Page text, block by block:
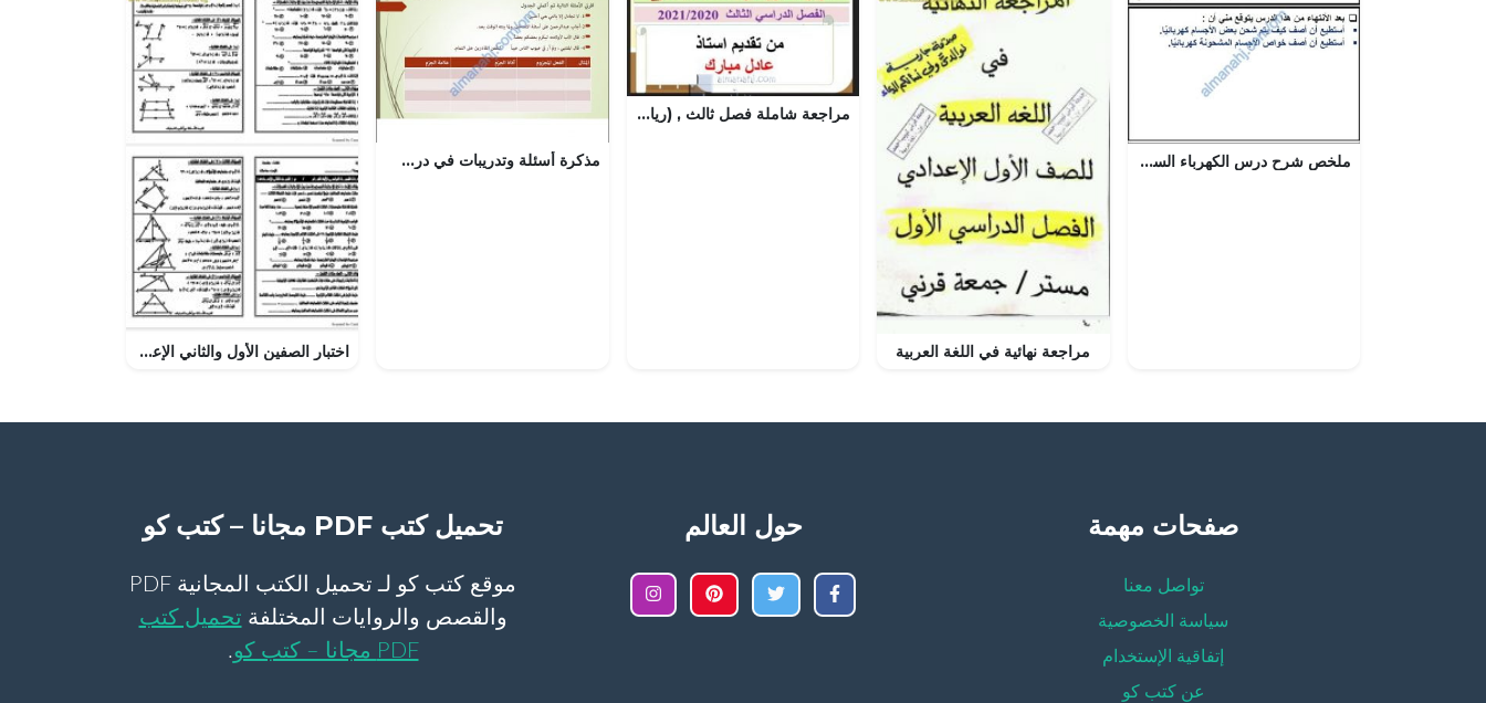
ملخص شرح درس الكهرباء الساكنة مع حل الأنشطة (علوم) الثامن
مراجعة نهائية في اللغة العربية
مراجعة شاملة فصل ثالث , (رياضيات) السابع
مذكرة أسئلة وتدريبات في درس جزم الفعل المضارع (لغة عربية) الثامن
اختبار الصفين الأول والثاني الإعدادي من كتاب الفائز اختبارات الأعوام الماضية
صفحات مهمة
تواصل معنا
سياسة الخصوصية
إتفاقية الإستخدام
عن كتب كو
حول العالم تحميل كتب PDF مجانا – كتب كو
موقع كتب كو لـ تحميل الكتب المجانية PDF
والقصص والروايات المختلفة تحميل كتب
PDF مجانا – كتب كو
.